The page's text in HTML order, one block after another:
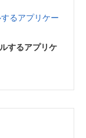
るアプリケー
するアプリケ